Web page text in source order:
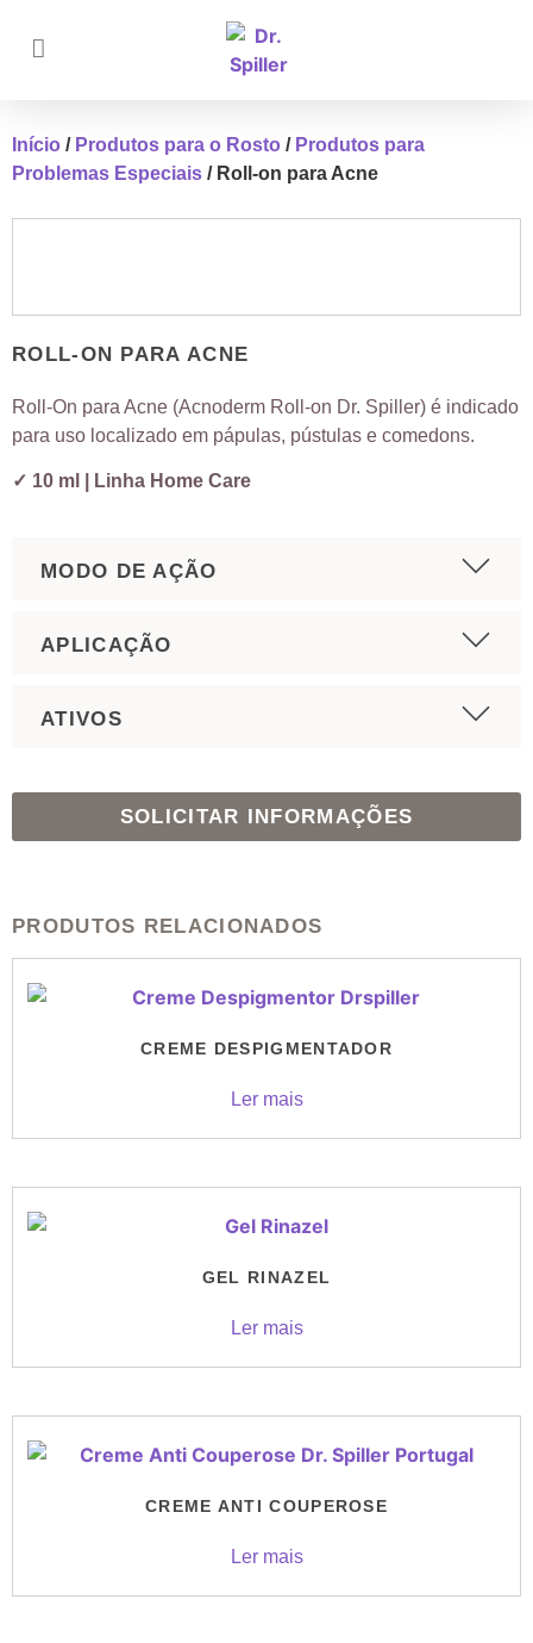
Início / Produtos para o Rosto / Produtos para
Problemas Especiais / Roll-on para Acne
ROLL-ON PARA ACNE
Roll-On para Acne (Acnoderm Roll-on Dr. Spiller) é indicado
para uso localizado em pápulas, pústulas e comedons.
✓ 10 ml | Linha Home Care
MODO DE AÇÃO
APLICAÇÃO
ATIVOS
SOLICITAR INFORMAÇÕES
PRODUTOS RELACIONADOS
CREME DESPIGMENTADOR
Ler mais
GEL RINAZEL
Ler mais
CREME ANTI COUPEROSE
Ler mais